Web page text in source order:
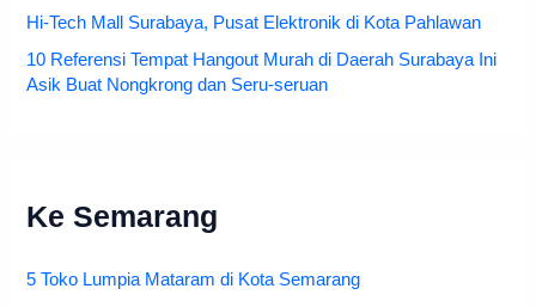
Hi-Tech Mall Surabaya, Pusat Elektronik di Kota Pahlawan
10 Referensi Tempat Hangout Murah di Daerah Surabaya Ini
Asik Buat Nongkrong dan Seru-seruan
Ke Semarang
5 Toko Lumpia Mataram di Kota Semarang